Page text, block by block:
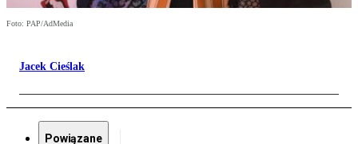
Foto: PAP/AdMedia
Jacek Cieślak
Powiązane